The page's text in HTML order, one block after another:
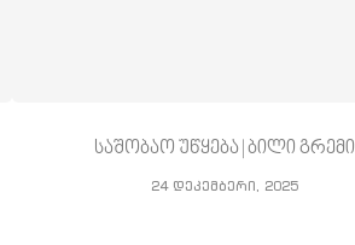
საშობაო უწყება | ბილი გრემი
24 დეკემბერი, 2025